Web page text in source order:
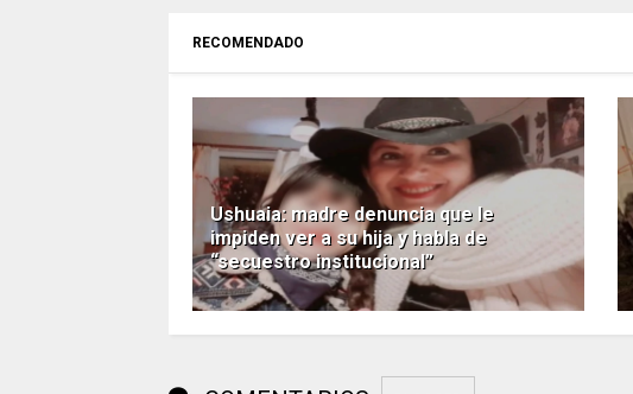
RECOMENDADO
Ushuaia: madre denuncia que le
impiden ver a su hija y habla de
“secuestro institucional”